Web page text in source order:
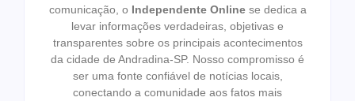
comunicação, o Independente Onlinese dedica a
levar informações verdadeiras, objetivas e
transparentes sobre os principais acontecimentos
da cidade de Andradina-SP. Nosso compromisso é
ser uma fonte confiável de notícias locais,
conectando a comunidade aos fatos mais